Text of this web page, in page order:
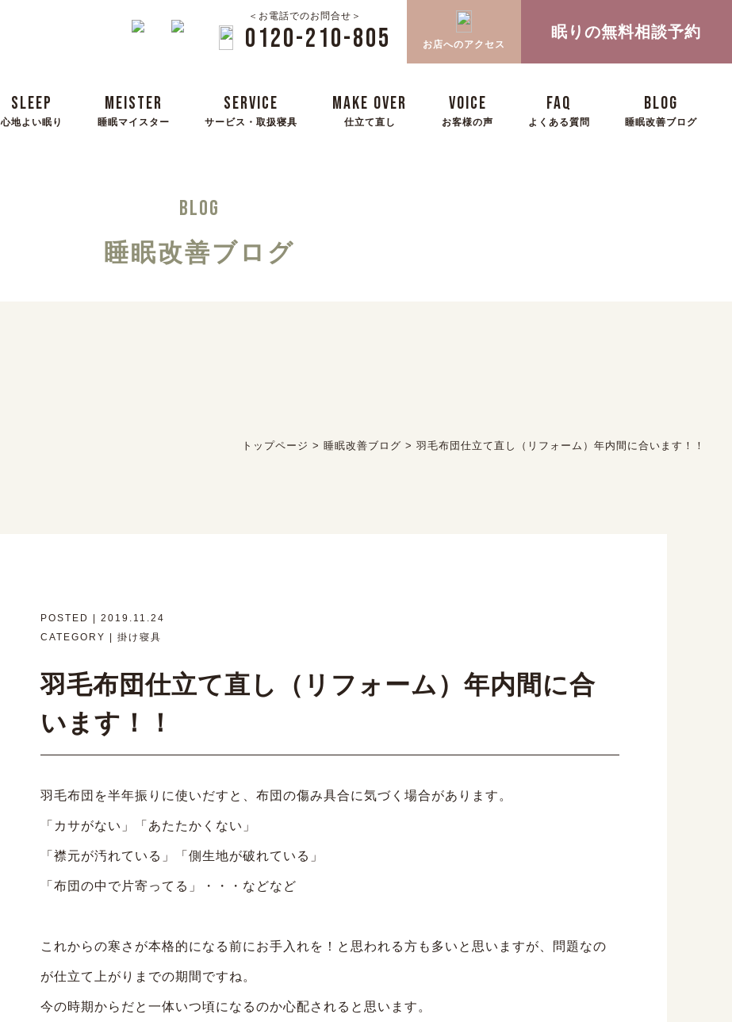
＜お電話でのお問合せ＞
0120-210-805 お店へのアクセス
眠りの無料相談予約
SLEEP
心地よい眠り
MEISTER
睡眠マイスター
SERVICE
サービス・取扱寝具
MAKE OVER
仕立て直し
VOICE
お客様の声
FAQ
よくある質問
BLOG
睡眠改善ブログ
BLOG
睡眠改善ブログ
トップページ > 睡眠改善ブログ >羽毛布団仕立て直し（リフォーム）年内間に合います！！
POSTED | 2019.11.24
CATEGORY | 掛け寝具
羽毛布団仕立て直し（リフォーム）年内間に合
います！！
羽毛布団を半年振りに使いだすと、布団の傷み具合に気づく場合があります。
「カサがない」「あたたかくない」
「襟元が汚れている」「側生地が破れている」
「布団の中で片寄ってる」・・・などなど
これからの寒さが本格的になる前にお手入れを！と思われる方も多いと思いますが、問題なの
が仕立て上がりまでの期間ですね。
今の時期からだと一体いつ頃になるのか心配されると思います。